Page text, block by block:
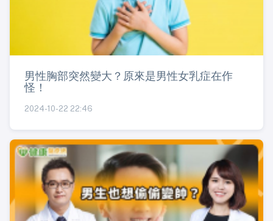
男性胸部突然變大？原來是男性女乳症在作
怪！
2024-10-22 22:46